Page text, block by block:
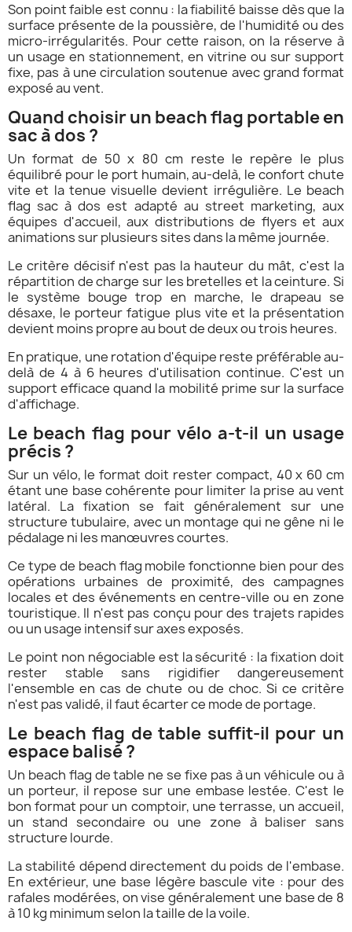
Son point faible est connu : la fiabilité baisse dès que la
surface présente de la poussière, de l'humidité ou des
micro-irrégularités. Pour cette raison, on la réserve à
un usage en stationnement, en vitrine ou sur support
fixe, pas à une circulation soutenue avec grand format
exposé au vent.
Quand choisir un beach flag portable en
sac à dos ?
Un format de 50 x 80 cm reste le repère le plus
équilibré pour le port humain, au-delà, le confort chute
vite et la tenue visuelle devient irrégulière. Le beach
flag sac à dos est adapté au street marketing, aux
équipes d'accueil, aux distributions de flyers et aux
animations sur plusieurs sites dans la même journée.
Le critère décisif n'est pas la hauteur du mât, c'est la
répartition de charge sur les bretelles et la ceinture. Si
le système bouge trop en marche, le drapeau se
désaxe, le porteur fatigue plus vite et la présentation
devient moins propre au bout de deux ou trois heures.
En pratique, une rotation d'équipe reste préférable au-
delà de 4 à 6 heures d'utilisation continue. C'est un
support efficace quand la mobilité prime sur la surface
d'affichage.
Le beach flag pour vélo a-t-il un usage
précis ?
Sur un vélo, le format doit rester compact, 40 x 60 cm
étant une base cohérente pour limiter la prise au vent
latéral. La fixation se fait généralement sur une
structure tubulaire, avec un montage qui ne gêne ni le
pédalage ni les manœuvres courtes.
Ce type de beach flag mobile fonctionne bien pour des
opérations urbaines de proximité, des campagnes
locales et des événements en centre-ville ou en zone
touristique. Il n'est pas conçu pour des trajets rapides
ou un usage intensif sur axes exposés.
Le point non négociable est la sécurité : la fixation doit
rester stable sans rigidifier dangereusement
l'ensemble en cas de chute ou de choc. Si ce critère
n'est pas validé, il faut écarter ce mode de portage.
Le beach flag de table suffit-il pour un
espace balisé ?
Un beach flag de table ne se fixe pas à un véhicule ou à
un porteur, il repose sur une embase lestée. C'est le
bon format pour un comptoir, une terrasse, un accueil,
un stand secondaire ou une zone à baliser sans
structure lourde.
La stabilité dépend directement du poids de l'embase.
En extérieur, une base légère bascule vite : pour des
rafales modérées, on vise généralement une base de 8
à 10 kg minimum selon la taille de la voile.